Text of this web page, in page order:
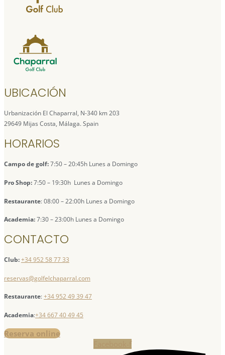
UBICACIÓN
Urbanización El Chaparral, N-340 km 203
29649 Mijas Costa, Málaga. Spain
HORARIOS
Campo de golf:7:50 – 20:45h Lunes a Domingo
Pro Shop:7:50 – 19:30h Lunes a Domingo
Restaurante: 08:00 – 22:00h Lunes a Domingo
Academia:7:30 – 23:00h Lunes a Domingo
CONTACTO
Club:+34 952 58 77 33
reservas@golfelchaparral.com
Restaurante:+34 952 49 39 47
Academia:+34 667 40 49 45
Reserva online